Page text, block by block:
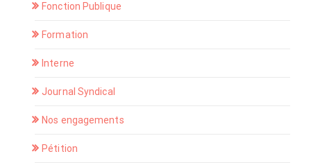
Fonction Publique
Formation
Interne
Journal Syndical
Nos engagements
Pétition